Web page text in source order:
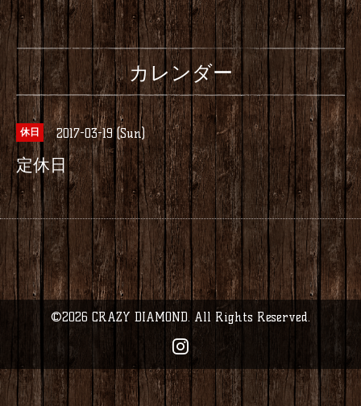
カレンダー
休日 2017-03-19 (Sun)
定休日
©2026 CRAZY DIAMOND. All Rights Reserved.